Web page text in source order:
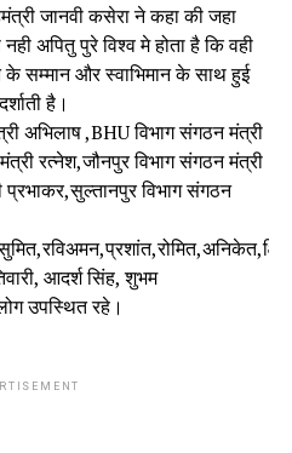
जानवी कसेरा ने कहा की जहा
अपितु पुरे विश्व मे होता है कि वही
के सम्मान और स्वाभिमान के साथ हुई
है।
अभिलाष ,BHU विभाग संगठन मंत्री
रत्नेश,जौनपुर विभाग संगठन मंत्री
विभाग संगठन
आदर्श सिंह, शुभम
उपस्थित रहे।